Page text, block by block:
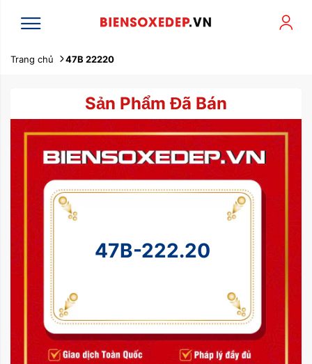
Trang chủ 47B 22220
Sản Phẩm Đã Bán
47B-222.20